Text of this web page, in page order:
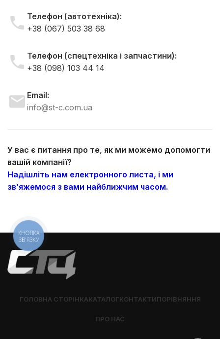
Телефон (автотехніка):
+38 (067) 503 38 68
Телефон (спецтехніка і запчастини):
+38 (098) 103 44 14
Email:
info@st-c.com.ua
У вас є питання про те, як ми можемо допомогти
вашій компанії?
Надішліть нам електронного листа, і ми
зв’яжемося з вами найближчим часом.
ГОЛОВНА СТОРІНКАКАТАЛОГКОНТАКТИПОРІВНЯННЯ
ПРО НАС
КНОПКА
ЗВ'ЯЗКУ